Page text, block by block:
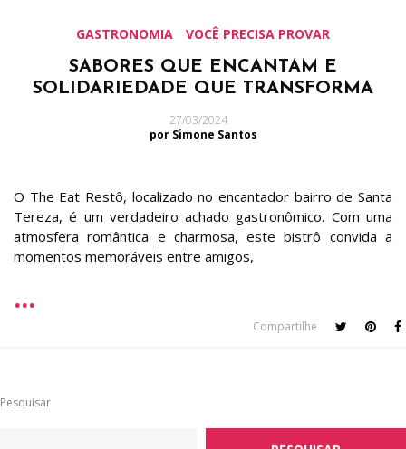
GASTRONOMIA VOCÊ PRECISA PROVAR
SABORES QUE ENCANTAM E
SOLIDARIEDADE QUE TRANSFORMA
27/03/2024
por Simone Santos
O The Eat Restô, localizado no encantador bairro de Santa
Tereza, é um verdadeiro achado gastronômico. Com uma
atmosfera romântica e charmosa, este bistrô convida a
momentos memoráveis entre amigos,
Compartilhe
Pesquisar